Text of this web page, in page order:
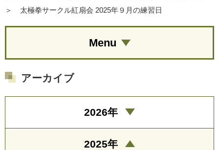
＞
太極拳サークル紅扇会 2025年９月の練習日
Menu
アーカイブ
2026年
2025年